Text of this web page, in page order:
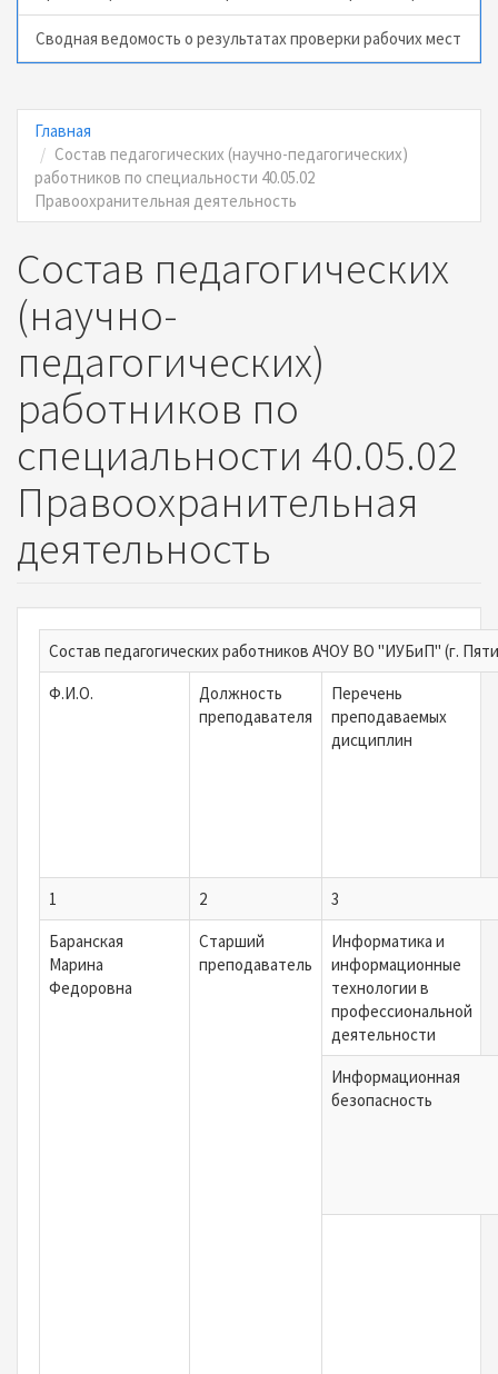
Сводная ведомость о результатах проверки рабочих мест
Главная
Состав педагогических (научно-педагогических)
работников по специальности 40.05.02
Правоохранительная деятельность
Состав педагогических
(научно-
педагогических)
работников по
специальности 40.05.02
Правоохранительная
деятельность
Состав педагогических работников АЧОУ ВО "ИУБиП" (г.
Ф.И.О.
Должность
преподавателя
Перечень
преподаваемых
дисциплин
1 2
3
Баранская
Марина
Федоровна
Старший
преподаватель
Информатика и
информационные
технологии в
профессиональной
деятельности
Информационная
безопасность